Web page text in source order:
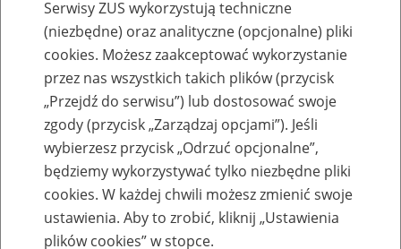
Emerytury
Baza zlikwidowanych lub
przekształconych zakładów pracy
Serwisy ZUS wykorzystują techniczne
(niezbędne) oraz analityczne (opcjonalne) pliki
cookies. Możesz zaakceptować wykorzystanie
przez nas wszystkich takich plików (przycisk
„Przejdź do serwisu”) lub dostosować swoje
zgody (przycisk „Zarządzaj opcjami”). Jeśli
wybierzesz przycisk „Odrzuć opcjonalne”,
będziemy wykorzystywać tylko niezbędne pliki
cookies. W każdej chwili możesz zmienić swoje
ustawienia. Aby to zrobić, kliknij „Ustawienia
plików cookies” w stopce.